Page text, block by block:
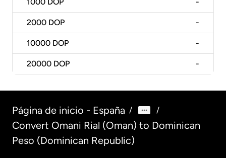
1000 DOP -
2000 DOP -
10000 DOP -
20000 DOP -
Página de inicio - España / /
Convert Omani Rial (Oman) to Dominican
Peso (Dominican Republic)